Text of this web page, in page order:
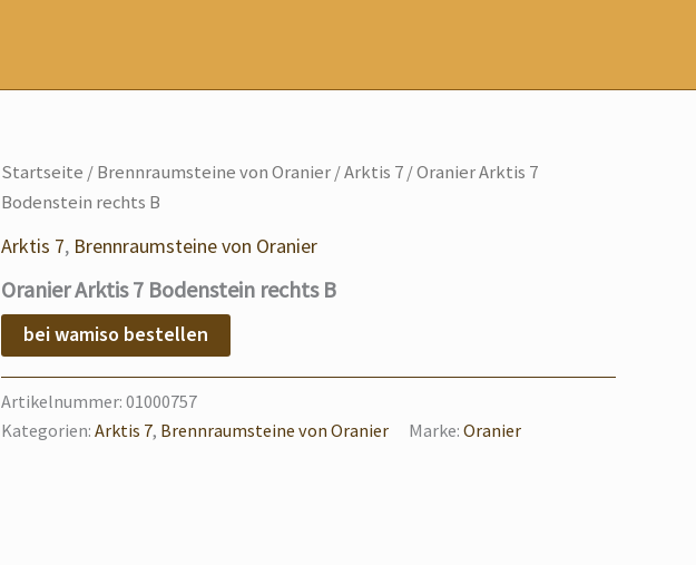
Startseite /Brennraumsteine von Oranier/Arktis 7/ Oranier Arktis 7
Bodenstein rechts B
Arktis 7, Brennraumsteine von Oranier
Oranier Arktis 7 Bodenstein rechts B
bei wamiso bestellen
Artikelnummer: 01000757
Kategorien: Arktis 7, Brennraumsteine von Oranier Marke: Oranier